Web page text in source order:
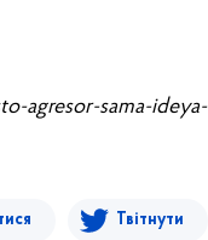
agresor-sama-ideya-
Твітнути